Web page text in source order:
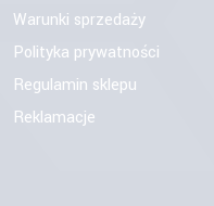
Warunki sprzedaży
Polityka prywatności
Regulamin sklepu
Reklamacje